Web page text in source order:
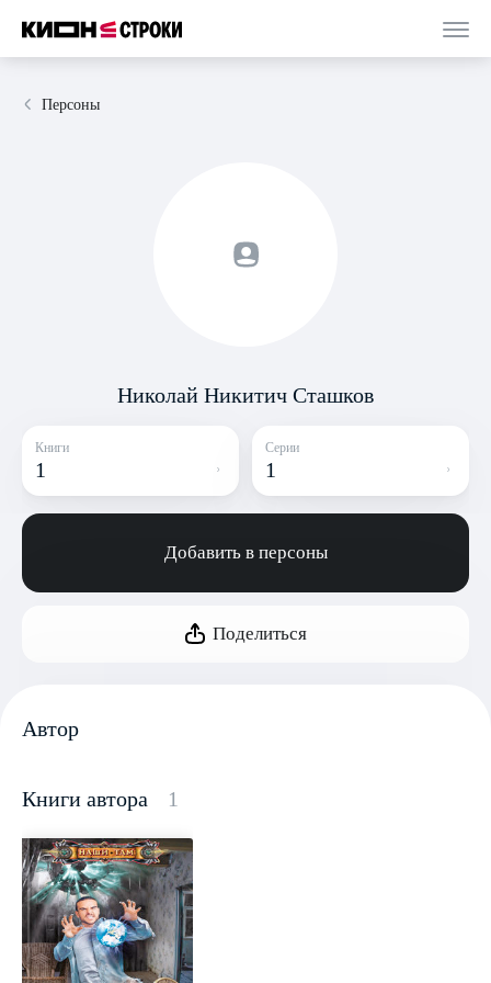
Персоны
Николай Никитич Сташков
Книги
1
Серии
1
Добавить в персоны
Поделиться
Автор
Книги автора 1